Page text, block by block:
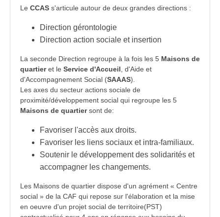
Le CCAS s'articule autour de deux grandes directions :
Direction gérontologie
Direction action sociale et insertion
La seconde Direction regroupe à la fois les 5 Maisons de
quartieret le Service d'Accueil , d'Aide et
d'Accompagnement Social (SAAAS).
Les axes du secteur actions sociale de
proximité/développement social qui regroupe les 5
Maisons de quartiersont de:
Favoriser l'accès aux droits.
Favoriser les liens sociaux et intra-familiaux.
Soutenir le développement des solidarités et
accompagner les changements.
Les Maisons de quartier dispose d'un agrément « Centre
social » de la CAF qui repose sur l'élaboration et la mise
en oeuvre d'un projet social de territoire(PST)